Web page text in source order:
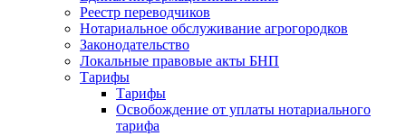
Реестр переводчиков
Нотариальное обслуживание агрогородков
Законодательство
Локальные правовые акты БНП
Тарифы
Тарифы
Освобождение от уплаты нотариального
тарифа